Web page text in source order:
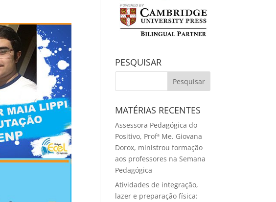
PESQUISAR
MATÉRIAS RECENTES
Assessora Pedagógica do
Positivo, Profª Me. Giovana
Dorox, ministrou formação
aos professores na Semana
Pedagógica
Atividades de integração,
lazer e preparação física: